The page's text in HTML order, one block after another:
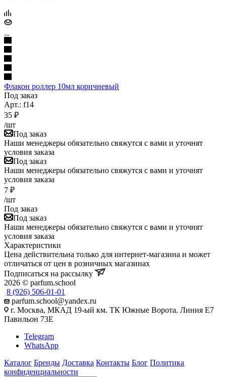
Флакон роллер 10мл коричневый
Под заказ
Арт.: f14
35 ₽
/шт
Под заказ
Наши менеджеры обязательно свяжутся с вами и уточнят
условия заказа
Под заказ
Наши менеджеры обязательно свяжутся с вами и уточнят
условия заказа
7 ₽
/шт
Под заказ
Под заказ
Наши менеджеры обязательно свяжутся с вами и уточнят
условия заказа
Характеристики
Цена действительна только для интернет-магазина и может
отличаться от цен в розничных магазинах
Подписаться на рассылку
2026 © parfum.school
8 (926) 506-01-01
parfum.school@yandex.ru
г. Москва, МКАД 19-ый км. ТК Южные Ворота. Линия Е7
Павильон 73Е
Telegram
WhatsApp
Каталог Бренды Доставка Контакты Блог Политика
конфиденциальности